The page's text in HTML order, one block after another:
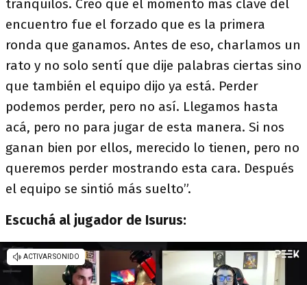
tranquilos. Creo que el momento más clave del
encuentro fue el forzado que es la primera
ronda que ganamos. Antes de eso, charlamos un
rato y no solo sentí que dije palabras ciertas sino
que también el equipo dijo ya está. Perder
podemos perder, pero no así. Llegamos hasta
acá, pero no para jugar de esta manera. Si nos
ganan bien por ellos, merecido lo tienen, pero no
queremos perder mostrando esta cara. Después
el equipo se sintió más suelto”.
Escuchá al jugador de Isurus: